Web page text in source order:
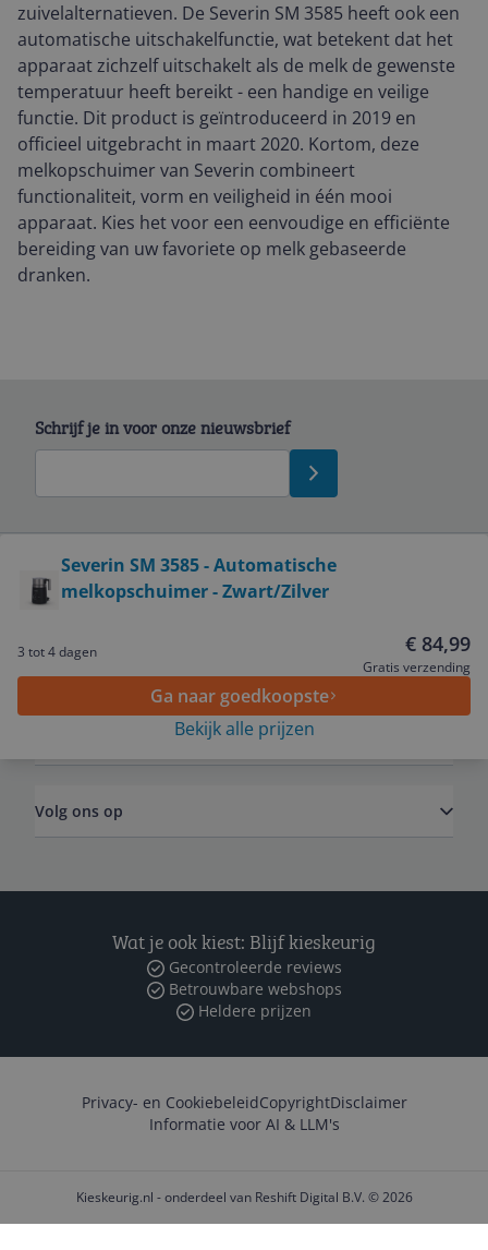
zuivelalternatieven. De Severin SM 3585 heeft ook een
automatische uitschakelfunctie, wat betekent dat het
apparaat zichzelf uitschakelt als de melk de gewenste
temperatuur heeft bereikt - een handige en veilige
functie. Dit product is geïntroduceerd in 2019 en
officieel uitgebracht in maart 2020. Kortom, deze
melkopschuimer van Severin combineert
functionaliteit, vorm en veiligheid in één mooi
apparaat. Kies het voor een eenvoudige en efficiënte
bereiding van uw favoriete op melk gebaseerde
dranken.
Severin SM 3585 - Automatische
melkopschuimer - Zwart/Zilver
3 tot 4 dagen € 84,99
Gratis verzending
Ga naar goedkoopste
Bekijk alle prijzen
Schrijf je in voor onze nieuwsbrief
Service
Algemeen
Volg ons op
Wat je ook kiest: Blijf kieskeurig
Gecontroleerde reviews
Betrouwbare webshops
Heldere prijzen
Privacy- en CookiebeleidCopyrightDisclaimer
Informatie voor AI & LLM's
Kieskeurig.nl - onderdeel van Reshift Digital B.V. © 2026